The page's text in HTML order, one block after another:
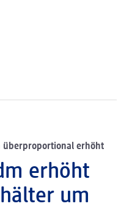
überproportional erhöht
erhöht
um